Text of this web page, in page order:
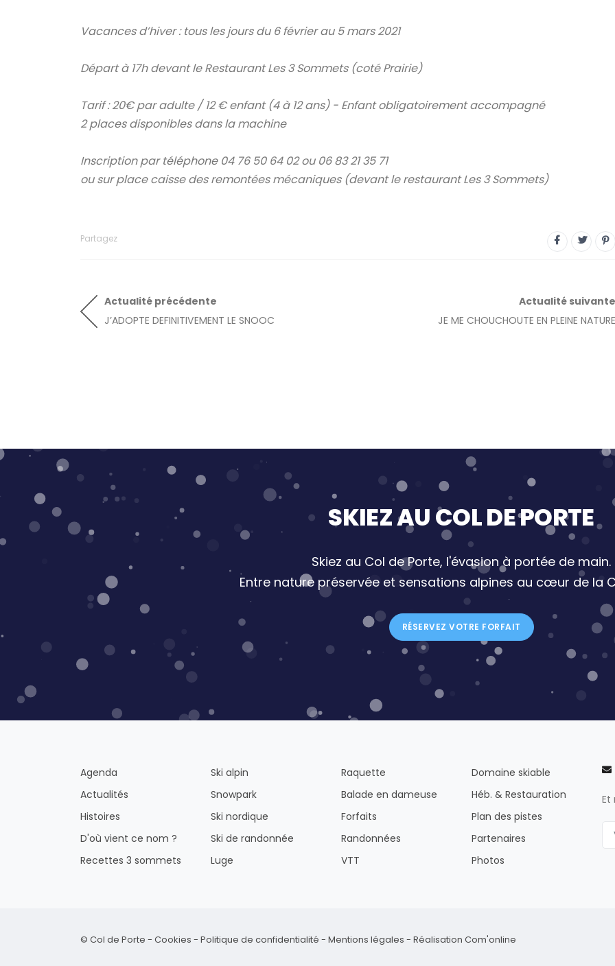
Vacances d’hiver : tous les jours du 6 février au 5 mars 2021
Départ à 17h devant le Restaurant Les 3 Sommets (coté Prairie)
Tarif : 20€ par adulte / 12 € enfant (4 à 12 ans) - Enfant obligatoirement accompagné
2 places disponibles dans la machine
Inscription par téléphone 04 76 50 64 02 ou 06 83 21 35 71
ou sur place caisse des remontées mécaniques (devant le restaurant Les 3 Sommets)
Partagez
Actualité précédente
J’ADOPTE DEFINITIVEMENT LE SNOOC
Actualité suivante
JE ME CHOUCHOUTE EN PLEINE NATURE
SKIEZ AU COL DE PORTE
Skiez au Col de Porte, l'évasion à portée de main.
Entre nature préservée et sensations alpines au cœur de la
RÉSERVEZ VOTRE FORFAIT
Agenda
Actualités
Histoires
D'où vient ce nom ?
Recettes 3 sommets
Ski alpin
Snowpark
Ski nordique
Ski de randonnée
Luge
Raquette
Balade en dameuse
Forfaits
Randonnées
VTT
Domaine skiable
Héb. & Restauration
Plan des pistes
Partenaires
Photos
Et
© Col de Porte - Cookies - Politique de confidentialité - Mentions légales - Réalisation Com'online